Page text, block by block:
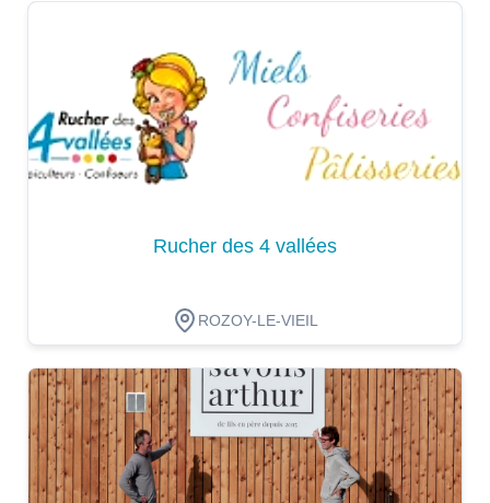
Rucher des 4 vallées
ROZOY-LE-VIEIL
Dégustation